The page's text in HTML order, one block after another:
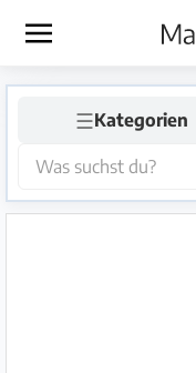
Startseite
Anzeige
aufgeben
☰Kategorien